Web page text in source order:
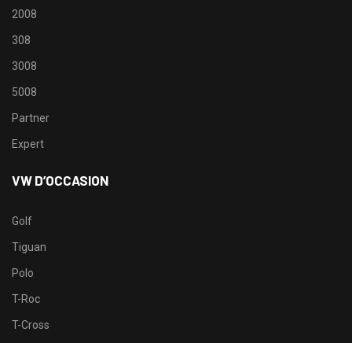
2008
308
3008
5008
Partner
Expert
VW D’OCCASION
Golf
Tiguan
Polo
T-Roc
T-Cross